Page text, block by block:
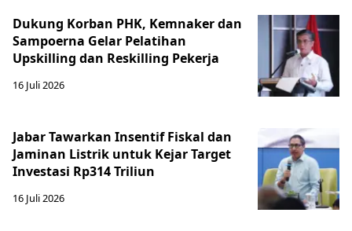
Dukung Korban PHK, Kemnaker dan
Sampoerna Gelar Pelatihan
Upskilling dan Reskilling Pekerja
16 Juli 2026
Jabar Tawarkan Insentif Fiskal dan
Jaminan Listrik untuk Kejar Target
Investasi Rp314 Triliun
16 Juli 2026